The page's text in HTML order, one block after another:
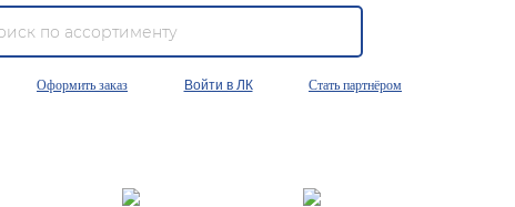
Оформить заказ Войти в ЛК Стать партнёром